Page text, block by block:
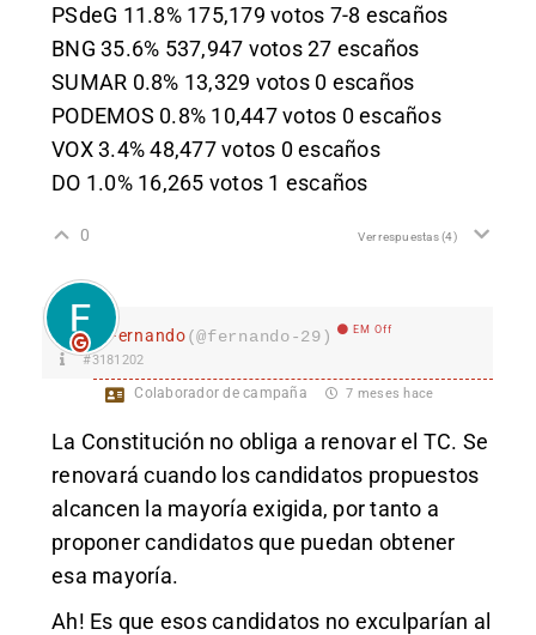
PSdeG 11.8% 175,179 votos 7-8 escaños
BNG 35.6% 537,947 votos 27 escaños
SUMAR 0.8% 13,329 votos 0 escaños
PODEMOS 0.8% 10,447 votos 0 escaños
VOX 3.4% 48,477 votos 0 escaños
DO 1.0% 16,265 votos 1 escaños
0 Ver respuestas(4)
Fernando(@fernando-29) EM Off
#3181202
Colaborador de campaña 7 meses hace
La Constitución no obliga a renovar el TC. Se
renovará cuando los candidatos propuestos
alcancen la mayoría exigida, por tanto a
proponer candidatos que puedan obtener
esa mayoría.
Ah! Es que esos candidatos no exculparían al